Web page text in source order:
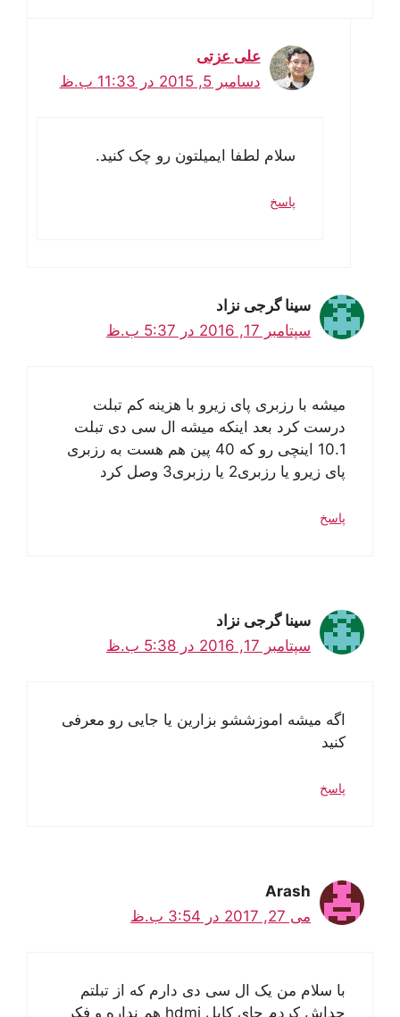
علی عزتی
دسامبر 5, 2015 در 11:33 ب.ظ
سلام لطفا ایمیلتون رو چک کنید.
پاسخ
سینا گرجی نزاد
سپتامبر 17, 2016 در 5:37 ب.ظ
میشه با رزبری پای زیرو با هزینه کم تبلت
درست کرد بعد اینکه میشه ال سی دی تبلت
10.1 اینچی رو که 40 پین هم هست به رزبری
پای زیرو یا رزبری2 یا رزبری3 وصل کرد
پاسخ
سینا گرجی نزاد
سپتامبر 17, 2016 در 5:38 ب.ظ
اگه میشه اموزششو بزارین یا جایی رو معرفی
کنید
پاسخ
Arash
می 27, 2017 در 3:54 ب.ظ
با سلام من یک ال سی دی دارم که از تبلتم
جداش کردم جای کابل hdmi هم نداره و فکر